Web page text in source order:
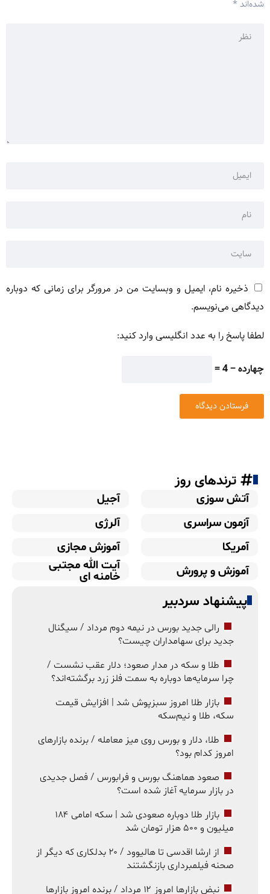
شده‌اند *
ذخیره نام، ایمیل و وبسایت من در مرورگر برای زمانی که دوباره
دیدگاهی می‌نویسم.
لطفا پاسخ را به عدد انگلیسی وارد کنید:
چهارده − 4 =
ترندهای روز
آتش سوزی
آجیل
آزمون سراسری
آلرژی
آمریکا
آموزش مجازی
آموزش و پرورش
آیت الله مجتبی
خامنه ای
پیشنهاد سردبیر
رالی جدید بورس در نیمه دوم مرداد / سیگنال
جدید برای سهامداران چیست؟
طلا و سکه در مدار صعود؛ دلار عقب نشست /
چرا سرمایه‌ها دوباره به سمت فلز زرد برگشته‌اند؟
بازار طلا امروز سبزپوش شد | افزایش قیمت
سکه، طلا و نیم‌سکه
طلا، دلار و بورس روی میز معامله / برنده بازارهای
امروز کدام بود؟
صعود هماهنگ بورس و فرابورس / فصل جدیدی
در بازار سرمایه آغاز شده است؟
بازار طلا دوباره صعودی شد | سکه امامی ۱۸۴
میلیون و ۵۰۰ هزار تومان شد
از ارشا اقدسی تا هالیوود / ۲۰ بدلکاری که دیگر از
صحنه فیلمبرداری بازنگشتند
نبض بازارها امروز ۱۲ مرداد / برنده امروز بازارها